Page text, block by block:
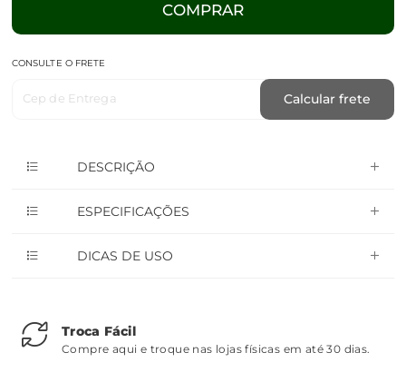
COMPRAR
CONSULTE O FRETE
Cep de Entrega Calcular frete
DESCRIÇÃO
ESPECIFICAÇÕES
DICAS DE USO
Troca Fácil
Compre aqui e troque nas lojas físicas em até 30 dias.